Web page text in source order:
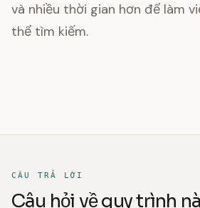
và nhiều thời gian hơn để làm
thể tìm kiếm.
CÂU TRẢ LỜI
Câu hỏi về quy trình